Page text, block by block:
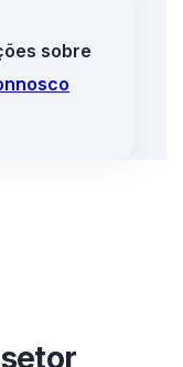
sobre